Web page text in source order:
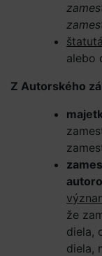
alebo
Z Autorského
že
diela,
diela,